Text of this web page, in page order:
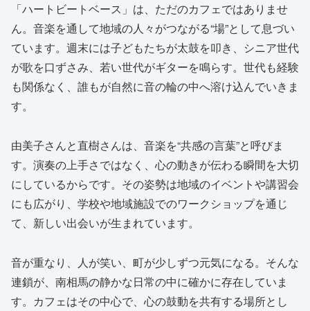
「ハートビートベース」は、ただのカフェではありませ
ん。音楽を通して地域の人々がつながる“場”として息づい
ています。週末には子どもたちが太鼓を叩き、シニア世代
が歌を口ずさみ、若い世代がギターを鳴らす。世代も経験
も関係なく、誰もが自然に音の輪の中へ溶け込んでいきま
す。
由美子さんと直樹さんは、音楽を“共感の言葉”と呼びま
す。演奏の上手さではなく、心の動きが伝わる瞬間を大切
にしているからです。その姿勢は地域のイベントや講習会
にも広がり、学校や地域施設でのワークショップを通じ
て、新しい出会いが生まれています。
音が重なり、人が笑い、町が少しずつ元気になる。そんな
連鎖が、南相馬の静かな日常の中に確かに存在していま
す。カフェはその中心で、心の鼓動を共有する場所とし